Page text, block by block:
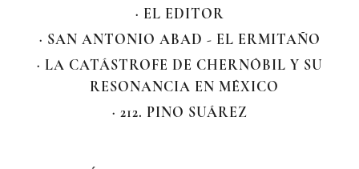
· EL EDITOR
· SAN ANTONIO ABAD - EL ERMITAÑO
· LA CATÁSTROFE DE CHERNÓBIL Y SU
RESONANCIA EN MÉXICO
· 212. PINO SUÁREZ